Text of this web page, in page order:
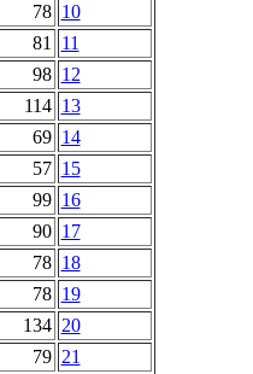
78 10
81
11
98 12
114 13
69 14
57 15
99 16
90 17
78 18
78 19
134 20
79 21